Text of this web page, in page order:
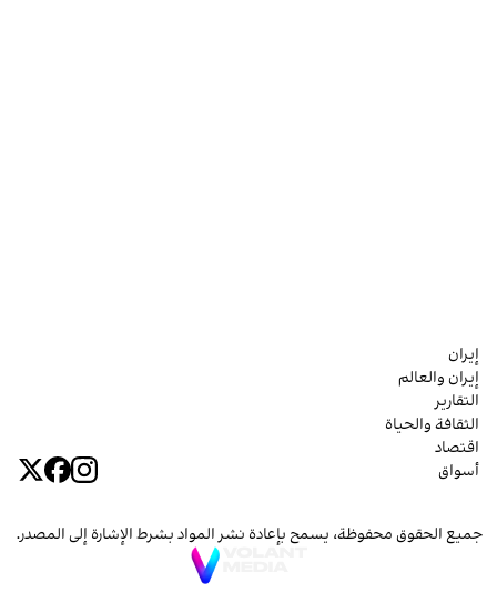
إيران
إيران والعالم
التقارير
الثقافة والحياة
اقتصاد
أسواق
جميع الحقوق محفوظة، يسمح بإعادة نشر المواد بشرط الإشارة إلى المصدر.